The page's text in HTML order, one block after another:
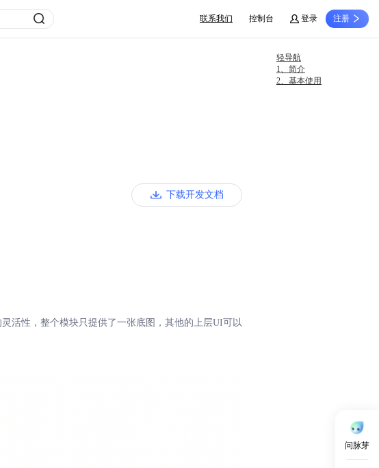
联系我们 控制台 登录 注册
问脉芽
下载开发文档
活性，整个模块只提供了一张底图，其他的上层UI可以
轻导航
1、简介
2、基本使用